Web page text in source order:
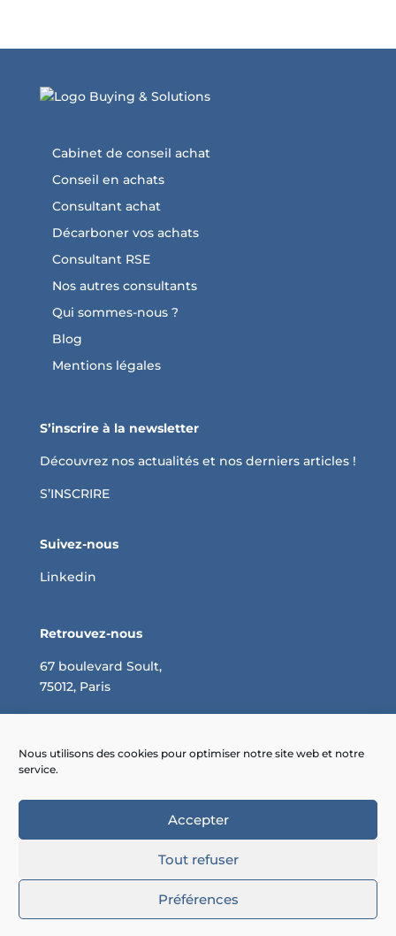
Nous utilisons des cookies pour optimiser notre site web et notre
service.
Accepter
Tout refuser
Préférences
Cabinet de conseil achat
Conseil en achats
Consultant achat
Décarboner vos achats
Consultant RSE
Nos autres consultants
Qui sommes-nous ?
Blog
Mentions légales
S’inscrire à la newsletter
Découvrez nos actualités et nos derniers articles !
S’INSCRIRE
Suivez-nous
Linkedin
Retrouvez-nous
67 boulevard Soult,
75012, Paris
Négociation des achats : optimisez vos coûts
Pourquoi faire appel à un consultant en achats ?
achats ?
ByNeocaminowith ✓